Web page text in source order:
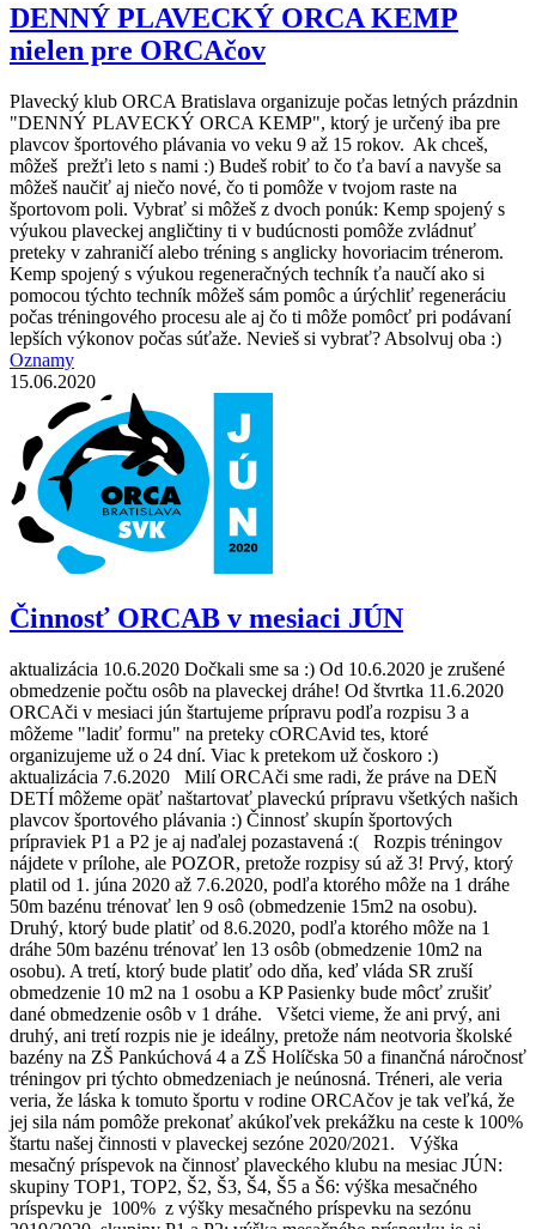
DENNÝ PLAVECKÝ ORCA KEMP
nielen pre ORCAčov
Plavecký klub ORCA Bratislava organizuje počas letných prázdnin
"DENNÝ PLAVECKÝ ORCA KEMP", ktorý je určený iba pre
plavcov športového plávania vo veku 9 až 15 rokov. Ak chceš,
môžeš prežťi leto s nami :) Budeš robiť to čo ťa baví a navyše sa
môžeš naučiť aj niečo nové, čo ti pomôže v tvojom raste na
športovom poli. Vybrať si môžeš z dvoch ponúk: Kemp spojený s
výukou plaveckej angličtiny ti v budúcnosti pomôže zvládnuť
preteky v zahraničí alebo tréning s anglicky hovoriacim trénerom.
Kemp spojený s výukou regeneračných techník ťa naučí ako si
pomocou týchto techník môžeš sám pomôc a úrýchliť regeneráciu
počas tréningového procesu ale aj čo ti môže pomôcť pri podávaní
lepších výkonov počas súťaže. Nevieš si vybrať? Absolvuj oba :)
Oznamy
15.06.2020
Činnosť ORCAB v mesiaci JÚN
aktualizácia 10.6.2020 Dočkali sme sa :) Od 10.6.2020 je zrušené
obmedzenie počtu osôb na plaveckej dráhe! Od štvrtka 11.6.2020
ORCAči v mesiaci jún štartujeme prípravu podľa rozpisu 3 a
môžeme "ladiť formu" na preteky cORCAvid tes, ktoré
organizujeme už o 24 dní. Viac k pretekom už čoskoro :)
aktualizácia 7.6.2020 Milí ORCAči sme radi, že práve na DEŇ
DETÍ môžeme opäť naštartovať plaveckú prípravu všetkých našich
plavcov športového plávania :) Činnosť skupín športových
prípraviek P1 a P2 je aj naďalej pozastavená :( Rozpis tréningov
nájdete v prílohe, ale POZOR, pretože rozpisy sú až 3! Prvý, ktorý
platil od 1. júna 2020 až 7.6.2020, podľa ktorého môže na 1 dráhe
50m bazénu trénovať len 9 osô (obmedzenie 15m2 na osobu).
Druhý, ktorý bude platiť od 8.6.2020, podľa ktorého môže na 1
dráhe 50m bazénu trénovať len 13 osôb (obmedzenie 10m2 na
osobu). A tretí, ktorý bude platiť odo dňa, keď vláda SR zruší
obmedzenie 10 m2 na 1 osobu a KP Pasienky bude môcť zrušiť
dané obmedzenie osôb v 1 dráhe. Všetci vieme, že ani prvý, ani
druhý, ani tretí rozpis nie je ideálny, pretože nám neotvoria školské
bazény na ZŠ Pankúchová 4 a ZŠ Holíčska 50 a finančná náročnosť
tréningov pri týchto obmedzeniach je neúnosná. Tréneri, ale veria
veria, že láska k tomuto športu v rodine ORCAčov je tak veľká, že
jej sila nám pomôže prekonať akúkoľvek prekážku na ceste k 100%
štartu našej činnosti v plaveckej sezóne 2020/2021. Výška
mesačný príspevok na činnosť plaveckého klubu na mesiac JÚN:
skupiny TOP1, TOP2, Š2, Š3, Š4, Š5 a Š6: výška mesačného
príspevku je 100% z výšky mesačného príspevku na sezónu